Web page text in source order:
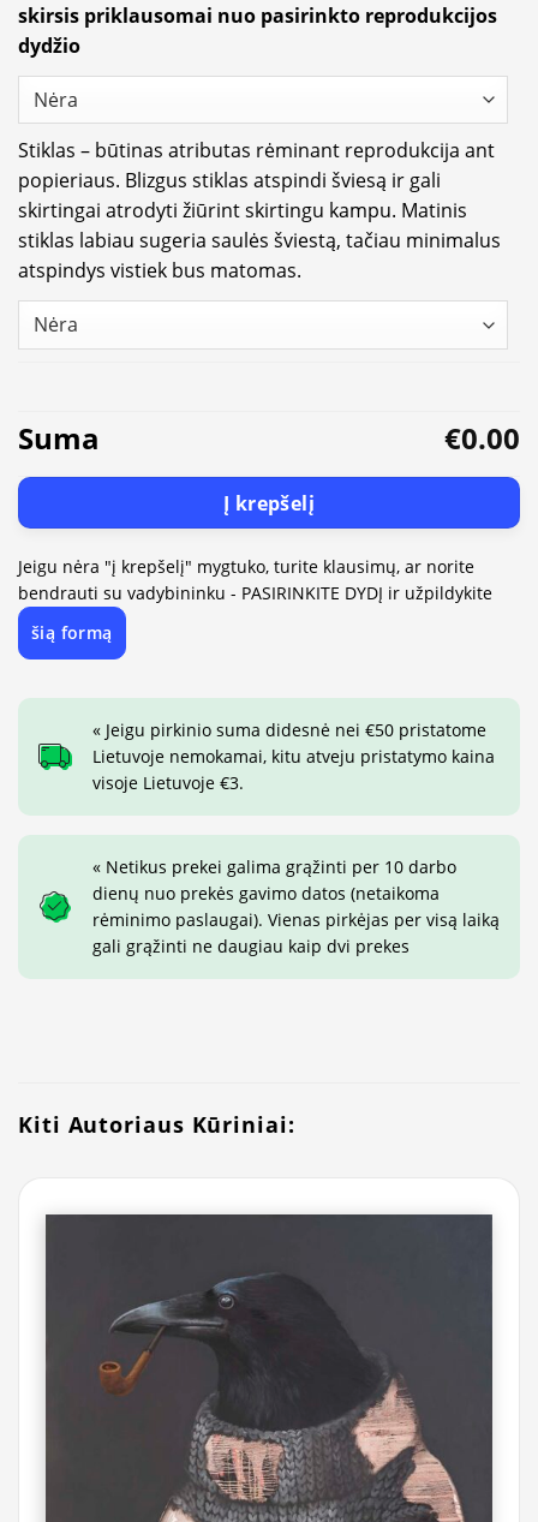
skirsis priklausomai nuo pasirinkto reprodukcijos
dydžio
Stiklas – būtinas atributas rėminant reprodukcija ant
popieriaus. Blizgus stiklas atspindi šviesą ir gali
skirtingai atrodyti žiūrint skirtingu kampu. Matinis
stiklas labiau sugeria saulės šviestą, tačiau minimalus
atspindys vistiek bus matomas.
Suma €0.00
Į krepšelį
Jeigu nėra "į krepšelį" mygtuko, turite klausimų, ar norite
bendrauti su vadybininku - PASIRINKITE DYDĮ ir užpildykite
šią formą
« Jeigu pirkinio suma didesnė nei €50 pristatome
Lietuvoje nemokamai, kitu atveju pristatymo kaina
visoje Lietuvoje €3.
« Netikus prekei galima grąžinti per 10 darbo
dienų nuo prekės gavimo datos (netaikoma
rėminimo paslaugai). Vienas pirkėjas per visą laiką
gali grąžinti ne daugiau kaip dvi prekes
Kiti Autoriaus Kūriniai: